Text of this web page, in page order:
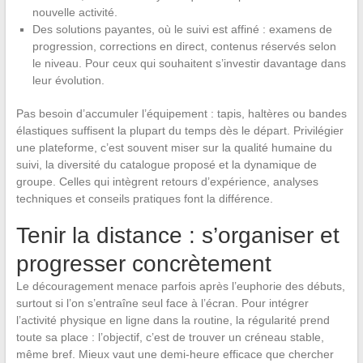
nouvelle activité.
Des solutions payantes, où le suivi est affiné : examens de
progression, corrections en direct, contenus réservés selon
le niveau. Pour ceux qui souhaitent s’investir davantage dans
leur évolution.
Pas besoin d’accumuler l’équipement : tapis, haltères ou bandes
élastiques suffisent la plupart du temps dès le départ. Privilégier
une plateforme, c’est souvent miser sur la qualité humaine du
suivi, la diversité du catalogue proposé et la dynamique de
groupe. Celles qui intègrent retours d’expérience, analyses
techniques et conseils pratiques font la différence.
Tenir la distance : s’organiser et
progresser concrètement
Le découragement menace parfois après l’euphorie des débuts,
surtout si l’on s’entraîne seul face à l’écran. Pour intégrer
l’activité physique en ligne dans la routine, la régularité prend
toute sa place : l’objectif, c’est de trouver un créneau stable,
même bref. Mieux vaut une demi-heure efficace que chercher